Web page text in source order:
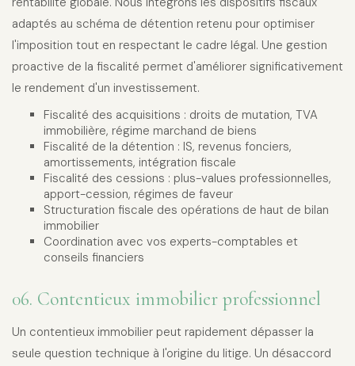
adaptés au schéma de détention retenu pour optimiser
l'imposition tout en respectant le cadre légal. Une gestion
proactive de la fiscalité permet d'améliorer significativement
le rendement d'un investissement.
Fiscalité des acquisitions : droits de mutation, TVA
immobilière, régime marchand de biens
Fiscalité de la détention : IS, revenus fonciers,
amortissements, intégration fiscale
Fiscalité des cessions : plus-values professionnelles,
apport-cession, régimes de faveur
Structuration fiscale des opérations de haut de bilan
immobilier
Coordination avec vos experts-comptables et
conseils financiers
06. Contentieux immobilier professionnel
Un contentieux immobilier peut rapidement dépasser la
seule question technique à l'origine du litige. Un désaccord